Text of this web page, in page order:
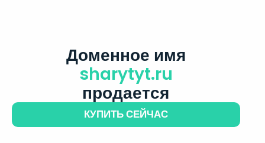
Доменное имя
sharytyt.ru
продается
КУПИТЬ СЕЙЧАС